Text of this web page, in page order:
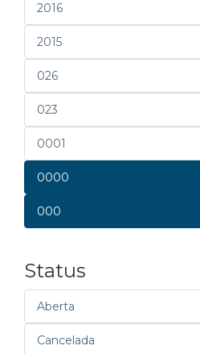
2016
2015
026
023
0001
0000
000
Status
Aberta
Cancelada